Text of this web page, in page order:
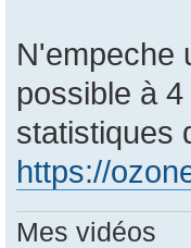
N'empeche
possible à
statistiques
https://
Mes vidéos